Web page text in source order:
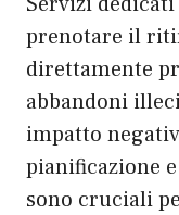
prenotare il
direttamente
abbandoni
impatto
pianificazione
sono cruciali